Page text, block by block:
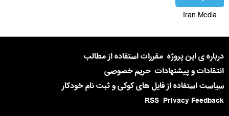
Iran Media
درباره ی این پروژه مقررات استفاده از مطالب
انتقادات و پیشنهادات حریم خصوصی
سیاست استفاده از فایل های کوکی و ثبت نام خودکار
Privacy Feedback
RSS